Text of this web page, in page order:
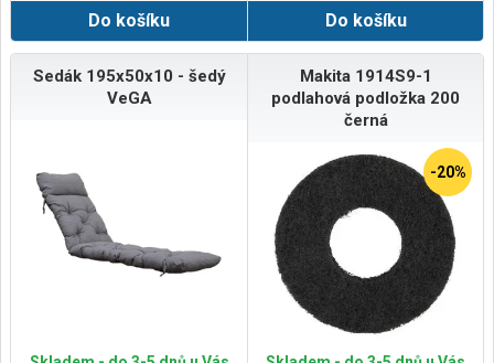
Do košíku
Do košíku
Sedák 195x50x10 - šedý
VeGA
Makita 1914S9-1
podlahová podložka 200
černá
-20%